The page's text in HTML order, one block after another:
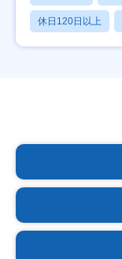
休日120日以上